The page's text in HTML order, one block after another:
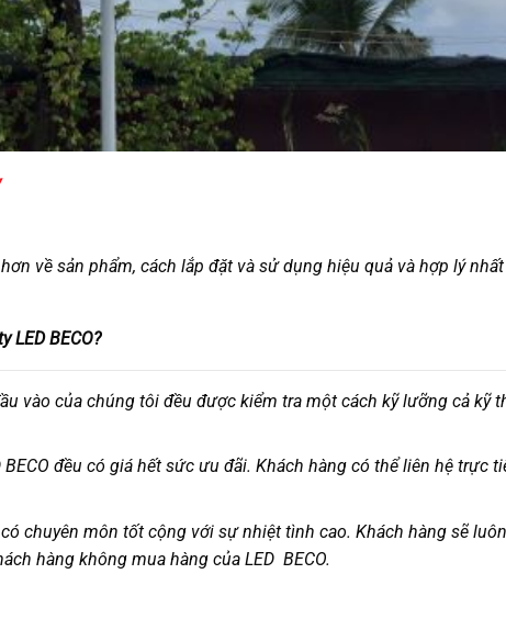
về sản phẩm, cách lắp đặt và sử dụng hiệu quả và hợp lý nhất
LED BECO?
vào của chúng tôi đều được kiểm tra một cách kỹ lưỡng cả kỹ
đều có giá hết sức ưu đãi. Khách hàng có thể liên hệ trực
chuyên môn tốt cộng với sự nhiệt tình cao. Khách hàng sẽ luôn
hàng không mua hàng của LED BECO.